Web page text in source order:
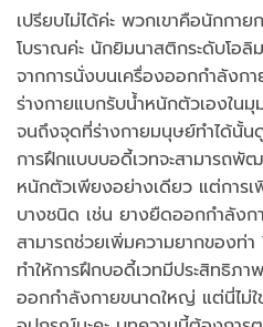
เปรียบไม่ได้ค่ะ พวกเขาคือนักกา
โบราณค่ะ นักยิมนาสติกระดับโอลิ
จากการนั่งบนเครื่องออกกำลังก
ร่างกายแบกรับน้ำหนักตัวเองใน
จนถึงจุดที่ร่างกายมนุษย์ทำได้นั้
การฝึกแบบบอดี้เวทจะสามารถพั
หนักตัวเพียงอย่างเดียว แต่การ
บางชนิด เช่น ยางยืดออกกำลัง
สามารถช่วยเพิ่มความยากของท่
ทำให้การฝึกบอดี้เวทมีประสิทธิภา
ออกกำลังกายขนาดใหญ่ แต่นี่ไม่ใ